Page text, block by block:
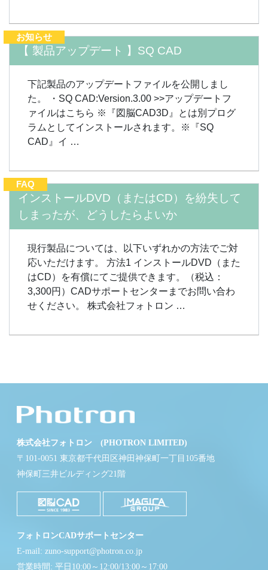
お知らせ
【 製品アップデート 】SQ CAD
下記製品のアップデートファイルを公開しまし
た。 ・SQ CAD:Version.3.00 >>アップデートフ
ァイルはこちら ※『図脳CAD3D』とは別プログ
ラムとしてインストールされます。※『SQ
CAD』イ …
FAQ
インストールDVD（またはCD）を紛失して
しまったが、どうしたらよいか
現行製品については、以下いずれかの方法でご対
応いただけます。 方法1 インストールDVD（また
はCD）を有償にてご提供できます。（税込：
3,300円）CADサポートセンターまでお問い合わ
せください。 株式会社フォトロン …
株式会社フォトロン (PHOTRON LIMITED)
〒101-0051 東京都千代田区神田神保町一丁目105番地
神保町三井ビルディング21階
フォトロンCADサポートセンター
E-mail: zuno-support@photron.co.jp
営業時間: 平日10:00～12:00/13:00～17:00